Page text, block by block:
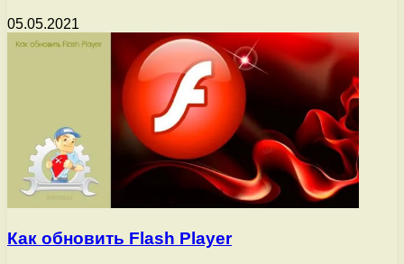
05.05.2021
Как обновить Flash Player